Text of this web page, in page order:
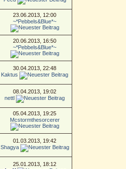
23.06.2013, 12:00
~*Pebbels&Blue*~
20.06.2013, 16:50
~*Pebbels&Blue*~
30.04.2013, 22:48
Kaktus
08.04.2013, 19:02
nettl
05.04.2013, 19:25
Mcstormthesorcerer
01.03.2013, 19:42
Shagya
25.01.2013, 18:12